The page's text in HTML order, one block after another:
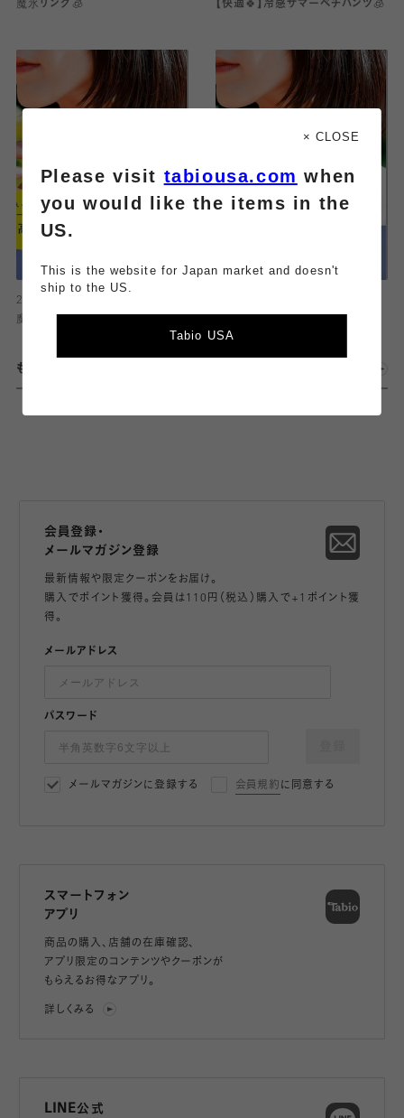
魔氷リング🧊 【快適🍀】冷感サマーペチパンツ🧊
2026.07.31
魔氷リング🧊
もっとみる
会員登録・
メールマガジン登録
最新情報や限定クーポンをお届け。
購入でポイント獲得。会員は110円（税込）購入で+1ポイント獲
得。
メールアドレス
パスワード
メールマガジンに登録する 会員規約 に同意する
スマートフォン
アプリ
商品の購入、店舗の在庫確認、
アプリ限定のコンテンツやクーポンが
もらえるお得なアプリ。
詳しくみる
LINE公式
× CLOSE
Please visit tabiousa.com when
you would like the items in the
US.
This is the website for Japan market and doesn't
ship to the US.
Tabio USA